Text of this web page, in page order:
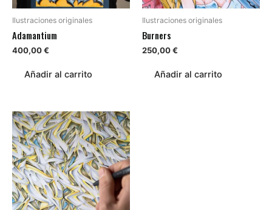
Ilustraciones originales
Adamantium
400,00€
Añadir al carrito
Ilustraciones originales
Burners
250,00€
Añadir al carrito